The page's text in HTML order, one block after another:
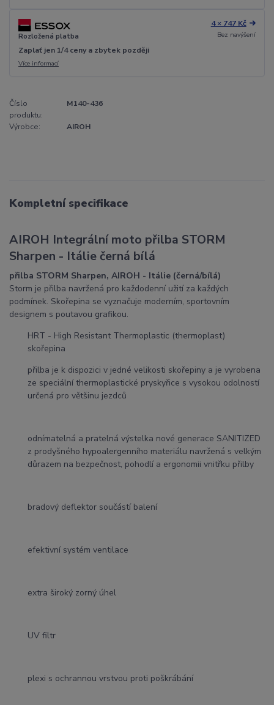
Rozložená platba
4 × 747 Kč
Bez navýšení
Zaplať jen 1/4 ceny a zbytek později
Více informací
Číslo
produktu:
M140-436
Výrobce: AIROH
Kompletní specifikace
AIROH Integrální moto přilba STORM
Sharpen - Itálie černá bílá
přilba STORM Sharpen, AIROH - Itálie (černá/bílá)
Storm je přilba navržená pro každodenní užití za každých
podmínek. Skořepina se vyznačuje moderním, sportovním
designem s poutavou grafikou.
HRT - High Resistant Thermoplastic (thermoplast)
skořepina
přilba je k dispozici v jedné velikosti skořepiny a je vyrobena
ze speciální thermoplastické pryskyřice s vysokou odolností
určená pro většinu jezdců
odnímatelná a pratelná výstelka nové generace SANITIZED
z prodyšného hypoalergenního materiálu navržená s velkým
důrazem na bezpečnost, pohodlí a ergonomii vnitřku přilby
bradový deflektor součástí balení
efektivní systém ventilace
extra široký zorný úhel
UV filtr
plexi s ochrannou vrstvou proti poškrábání